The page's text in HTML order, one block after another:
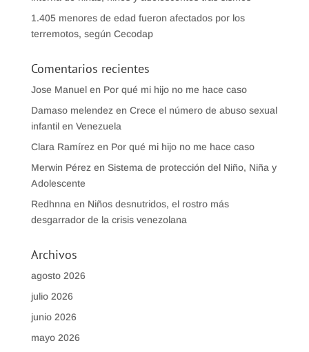
1.405 menores de edad fueron afectados por los
terremotos, según Cecodap
Comentarios recientes
Jose Manuelen Por qué mi hijo no me hace caso
Damaso melendezen Crece el número de abuso sexual
infantil en Venezuela
Clara Ramírezen Por qué mi hijo no me hace caso
Merwin Pérezen Sistema de protección del Niño, Niña y
Adolescente
Redhnnaen Niños desnutridos, el rostro más
desgarrador de la crisis venezolana
Archivos
agosto 2026
julio 2026
junio 2026
mayo 2026